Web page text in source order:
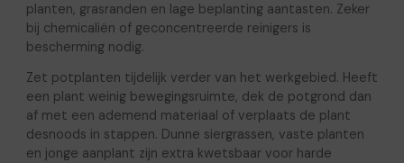
planten, grasranden en lage beplanting aantasten. Zeker
bij chemicaliën of geconcentreerde reinigers is
bescherming nodig.
Zet potplanten tijdelijk verder van het werkgebied. Heeft
een plant weinig bewegingsruimte, dek de potgrond dan
af met een ademend materiaal of verplaats de plant
desnoods in stappen. Dunne siergrassen, vaste planten
en jonge aanplant zijn extra kwetsbaar voor harde